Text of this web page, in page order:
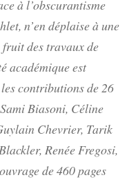
à l’obscurantisme
n’en déplaise à une
des travaux de
académique est
contributions de 26
Biasoni, Céline
Chevrier, Tarik
Renée Fregosi,
de 460 pages